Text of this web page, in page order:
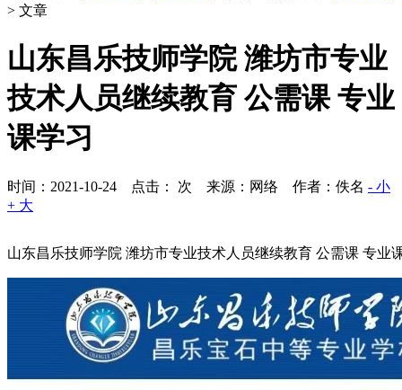
> 文章
山东昌乐技师学院 潍坊市专业
技术人员继续教育 公需课 专业
课学习
时间：2021-10-24 点击： 次 来源：网络 作者：佚名 - 小
+ 大
山东昌乐技师学院 潍坊市专业技术人员继续教育 公需课 专业